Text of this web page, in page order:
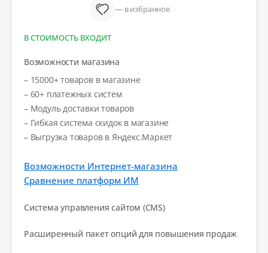
— в избранное
В СТОИМОСТЬ ВХОДИТ
Возможности магазина
– 15000+ товаров в магазине
– 60+ платежных систем
– Модуль доставки товаров
– Гибкая система скидок в магазине
– Выгрузка товаров в Яндекс.Маркет
Возможности Интернет-магазина
Сравнение платформ ИМ
Система управления сайтом (CMS)
Расширенный пакет опций для повышения продаж